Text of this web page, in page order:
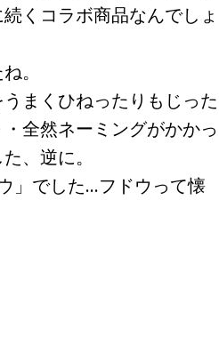
くコラボ商品なんでしょ
。
まくひねったりもじった
全然ネーミングがかかっ
、逆に。
」でした…フドウって懐